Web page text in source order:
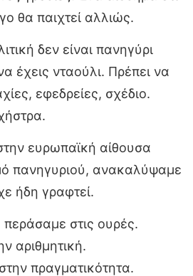
θα παιχτεί αλλιώς.
δεν είναι πανηγύρι
έχεις νταούλι. Πρέπει να
εφεδρείες, σχέδιο.
ευρωπαϊκή αίθουσα
πανηγυριού, ανακαλύψαμε
ήδη γραφτεί.
στις ουρές.
αριθμητική.
πραγματικότητα.